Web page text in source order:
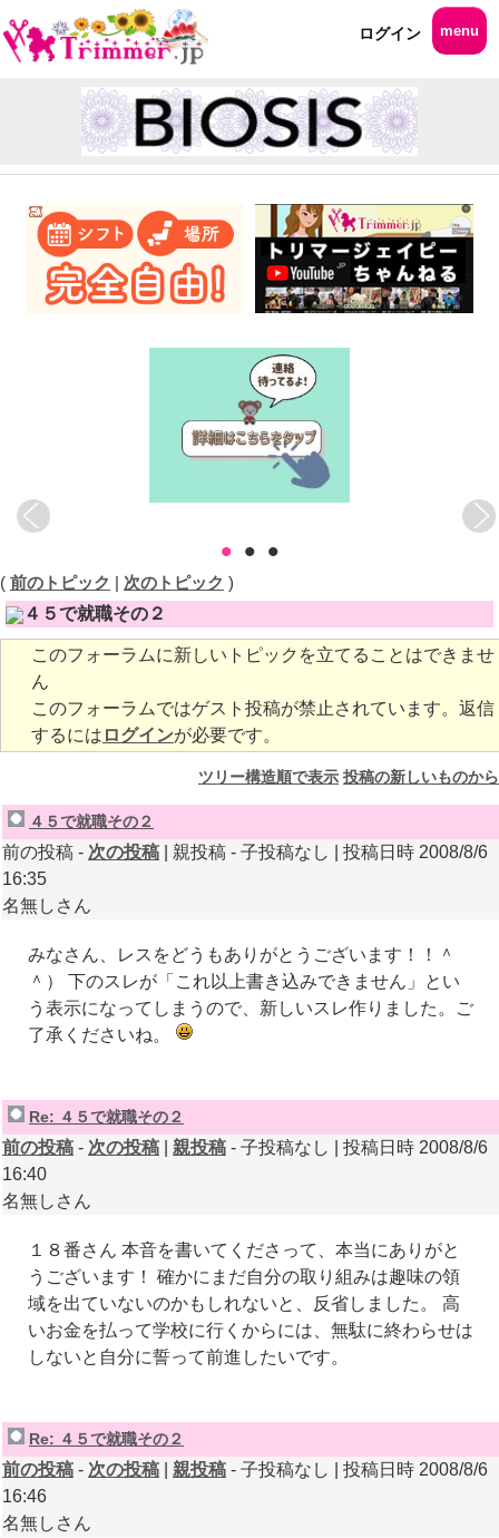
ログイン menu
• • •
( 前のトピック | 次のトピック )
４５で就職その２
このフォーラムに新しいトピックを立てることはできませ
ん
このフォーラムではゲスト投稿が禁止されています。返信
するには ログインが必要です。
ツリー構造順で表示 投稿の新しいものから
４５で就職その２
前の投稿 - 次の投稿 | 親投稿 - 子投稿なし | 投稿日時 2008/8/6
16:35
名無しさん
みなさん、レスをどうもありがとうございます！！＾
＾） 下のスレが「これ以上書き込みできません」とい
う表示になってしまうので、新しいスレ作りました。ご
了承くださいね。
Re: ４５で就職その２
前の投稿 - 次の投稿 親投稿 - 子投稿なし | 投稿日時 2008/8/6
16:40
名無しさん
１８番さん 本音を書いてくださって、本当にありがと
うございます！ 確かにまだ自分の取り組みは趣味の領
域を出ていないのかもしれないと、反省しました。 高
いお金を払って学校に行くからには、無駄に終わらせは
しないと自分に誓って前進したいです。
Re: ４５で就職その２
前の投稿 - 次の投稿 親投稿 - 子投稿なし | 投稿日時 2008/8/6
16:46
名無しさん